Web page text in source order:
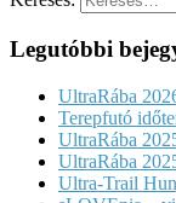
Legutóbbi
UltraRába
Terepfutó
UltraRába
UltraRába
Ultra-Trail